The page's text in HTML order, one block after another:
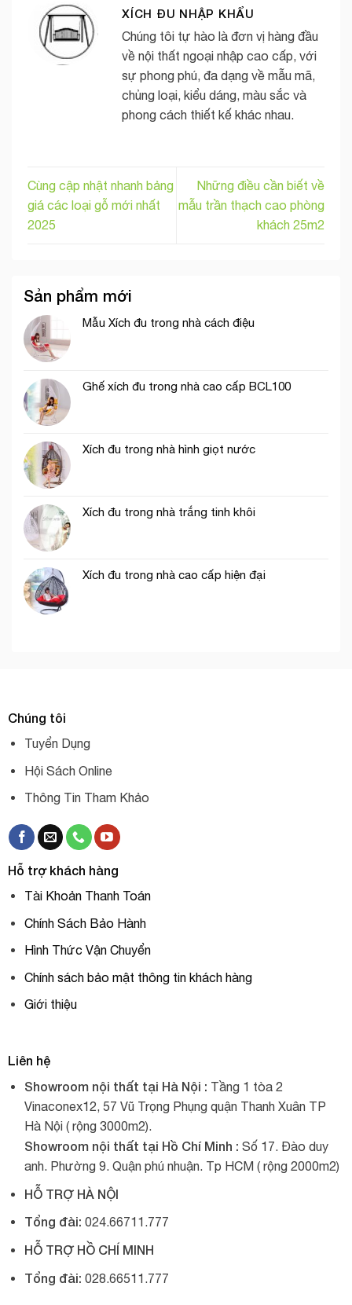
XÍCH ĐU NHẬP KHẨU
Chúng tôi tự hào là đơn vị hàng đầu
về nội thất ngoại nhập cao cấp, với
sự phong phú, đa dạng về mẫu mã,
chủng loại, kiểu dáng, màu sắc và
phong cách thiết kế khác nhau.
Cùng cập nhật nhanh bảng
giá các loại gỗ mới nhất
2025
Những điều cần biết về
mẫu trần thạch cao phòng
khách 25m2
Sản phẩm mới
Mẫu Xích đu trong nhà cách điệu
Ghế xích đu trong nhà cao cấp BCL100
Xích đu trong nhà hình giọt nước
Xích đu trong nhà trắng tinh khôi
Xích đu trong nhà cao cấp hiện đại
Chúng tôi
Tuyển Dụng
Hội Sách Online
Thông Tin Tham Khảo
Hỗ trợ khách hàng
Tài Khoản Thanh Toán
Chính Sách Bảo Hành
Hình Thức Vận Chuyển
Chính sách bảo mật thông tin khách hàng
Giới thiệu
Liên hệ
Showroom nội thất tại Hà Nội : Tầng 1 tòa 2
Vinaconex12, 57 Vũ Trọng Phụng quận Thanh Xuân TP
Hà Nội ( rộng 3000m2).
Showroom nội thất tại Hồ Chí Minh : Số 17. Đào duy
anh. Phường 9. Quận phú nhuận. Tp HCM ( rộng 2000m2)
HỖ TRỢ HÀ NỘI
Tổng đài: 024.66711.777
HỖ TRỢ HỒ CHÍ MINH
Tổng đài: 028.66511.777